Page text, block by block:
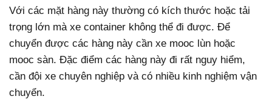
Với các mặt hàng này thường có kích thước hoặc tải
trọng lớn mà xe container không thể đi được. Để
chuyển được các hàng này cần xe mooc lùn hoặc
mooc sàn. Đặc điểm các hàng này đi rất nguy hiểm,
cần đội xe chuyên nghiệp và có nhiều kinh nghiệm vận
chuyển.